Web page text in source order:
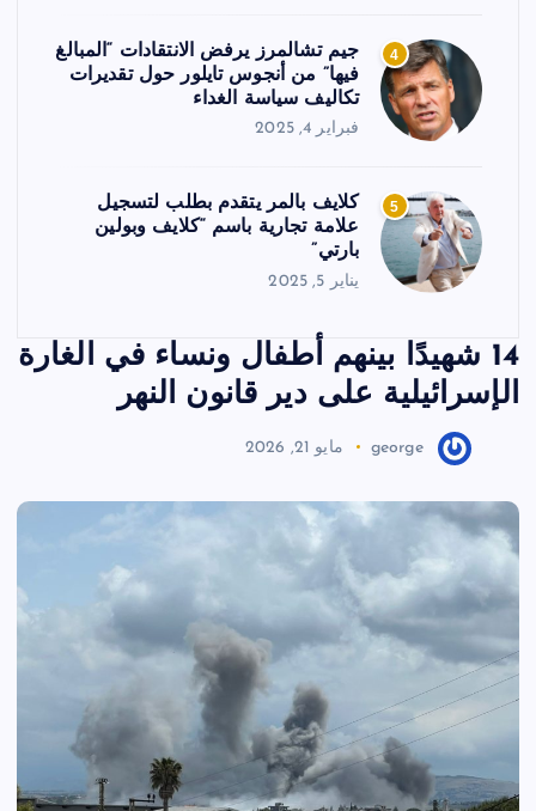
4
جيم تشالمرز يرفض الانتقادات “المبالغ
فيها” من أنجوس تايلور حول تقديرات
تكاليف سياسة الغداء
فبراير 4, 2025
5
كلايف بالمر يتقدم بطلب لتسجيل
علامة تجارية باسم “كلايف وبولين
بارتي”
يناير 5, 2025
14 شهيدًا بينهم أطفال ونساء في الغارة
الإسرائيلية على دير قانون النهر
george مايو 21, 2026